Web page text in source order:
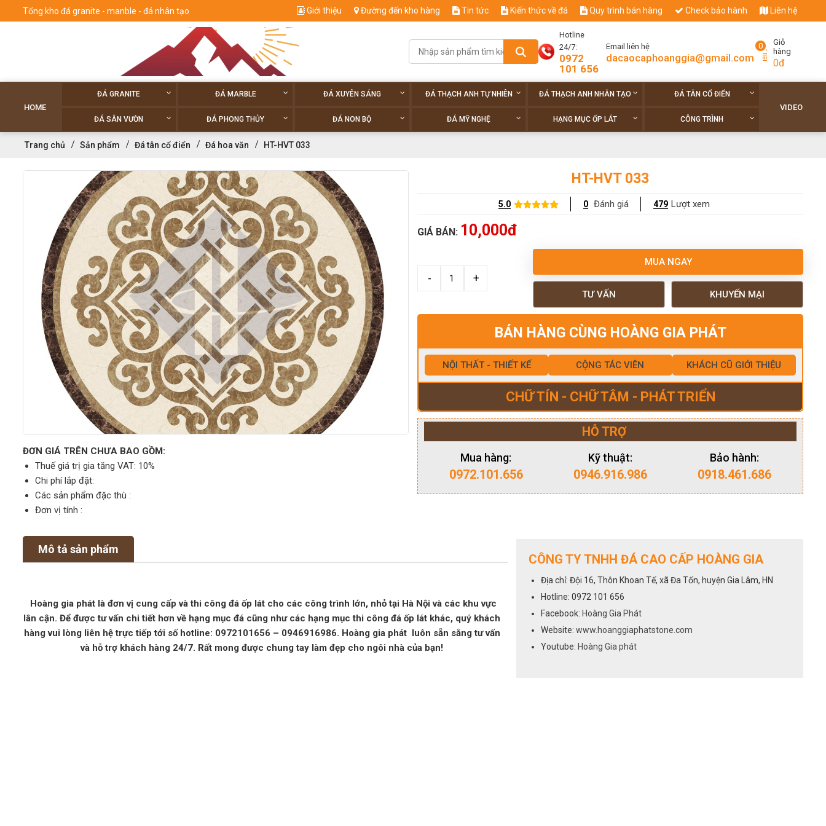
Tổng kho đá granite - manble - đá nhân tạo Giới thiệu Đường đến kho hàng Tin tức Kiến thức về đá Quy trình bán hàng Check bảo hành Liên hệ
Hotline
24/7:
0972
101 656
Email liên hệ
dacaocaphoanggia@gmail.com
0
Giỏ
hàng
0đ
HOME
ĐÁ GRANITE ĐÁ MARBLE ĐÁ XUYÊN SÁNG ĐÁ THẠCH ANH TỰ NHIÊN ĐÁ THẠCH ANH NHÂN TẠO ĐÁ TÂN CỔ ĐIỂN
ĐÁ SÂN VƯỜN ĐÁ PHONG THỦY ĐÁ NON BỘ ĐÁ MỸ NGHỆ HẠNG MỤC ỐP LÁT CÔNG TRÌNH
VIDEO
Trang chủ Sản phẩm Đá tân cổ điển Đá hoa văn HT-HVT 033
ĐƠN GIÁ TRÊN CHƯA BAO GỒM:
Thuế giá trị gia tăng VAT: 10%
Chi phí lắp đặt:
Các sản phẩm đặc thù :
Đơn vị tính :
HT-HVT 033
5.0 0 Đánh giá 479 Lượt xem
GIÁ BÁN: 10,000đ
MUA NGAY
TƯ VẤN KHUYẾN MẠI
BÁN HÀNG CÙNG HOÀNG GIA PHÁT
NỘI THẤT - THIẾT KẾ CỘNG TÁC VIÊN KHÁCH CŨ GIỚI THIỆU
CHỮ TÍN - CHỮ TÂM - PHÁT TRIỂN
HỖ TRỢ
Mua hàng:
0972.101.656
Kỹ thuật:
0946.916.986
Bảo hành:
0918.461.686
Mô tả sản phẩm
Hoàng gia phát là đơn vị cung cấp và thi công đá ốp lát cho các công trình lớn, nhỏ tại Hà Nội và các khu vực
lân cận. Để được tư vấn chi tiết hơn về hạng mục đá cũng như các hạng mục thi công đá ốp lát khác, quý khách
hàng vui lòng liên hệ trực tiếp tới số hotline: 0972101656 – 0946916986. Hoàng gia phát luôn sẵn sằng tư vấn
và hỗ trợ khách hàng 24/7. Rất mong được chung tay làm đẹp cho ngôi nhà của bạn!
CÔNG TY TNHH ĐÁ CAO CẤP HOÀNG GIA
Địa chỉ: Đội 16, Thôn Khoan Tế, xã Đa Tốn, huyện Gia Lâm, HN
Hotline: 0972 101 656
Facebook: Hoàng Gia Phát
Website: www.hoanggiaphatstone.com
Youtube: Hoàng Gia phát